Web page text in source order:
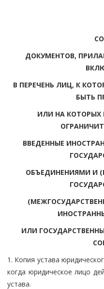
ДОКУМЕНТОВ,
В ПЕРЕЧЕНЬ ЛИЦ, К
БЫТЬ
ИЛИ НА КОТОРЫХ
ВВЕДЕННЫЕ
ОБЪЕДИНЕНИЯМИ И
ИЛИ
1. Копия устава
когда юридическое лицо
устава.